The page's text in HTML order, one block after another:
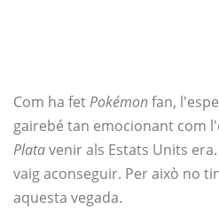
Com ha fetPokémonfan,
gairebé tan emocionant com
Platavenir als Estats Units
vaig aconseguir. Per això no
aquesta vegada.